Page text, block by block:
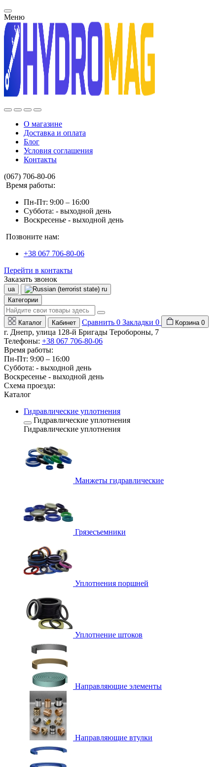
Меню
О магазине
Доставка и оплата
Блог
Условия соглашения
Контакты
(067) 706-80-06
Время работы:
Пн-Пт: 9:00 – 16:00
Суббота: - выходной день
Воскресенье - выходной день
Позвоните нам:
+38 067 706-80-06
Перейти в контакты
Заказать звонок
ua
ru
Категории
Каталог Кабинет Сравнить 0 Закладки 0 Корзина 0
г. Днепр, улица 128-й Бригады Теробороны, 7
Телефоны: +38 067 706-80-06
Время работы:
Пн-Пт: 9:00 – 16:00
Суббота: - выходной день
Воскресенье - выходной день
Схема проезда:
Каталог
Гидравлические уплотнения
Гидравлические уплотнения
Гидравлические уплотнения
Манжеты гидравлические
Грязесъемники
Уплотнения поршней
Уплотнение штоков
Направляющие элементы
Направляющие втулки